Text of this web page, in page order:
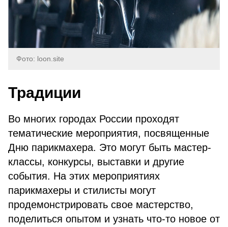
Фото: loon.site
Традиции
Во многих городах России проходят
тематические мероприятия, посвященные
Дню парикмахера. Это могут быть мастер-
классы, конкурсы, выставки и другие
события. На этих мероприятиях
парикмахеры и стилисты могут
продемонстрировать свое мастерство,
поделиться опытом и узнать что-то новое от